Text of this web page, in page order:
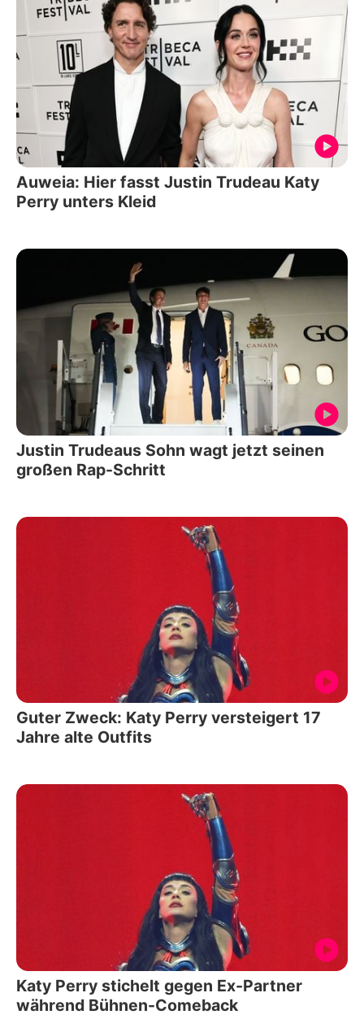
Auweia: Hier fasst Justin Trudeau Katy
Perry unters Kleid
Justin Trudeaus Sohn wagt jetzt seinen
großen Rap-Schritt
Guter Zweck: Katy Perry versteigert 17
Jahre alte Outfits
Katy Perry stichelt gegen Ex-Partner
während Bühnen-Comeback